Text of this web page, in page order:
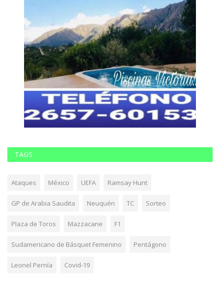
TAGS
Ataques México UEFA Ramsay Hunt
GP de Arabia Saudita Neuquén TC Sorteo
Plaza de Toros Mazzacane F1
Sudamericano de Básquet Femenino Pentágono
Leonel Pernía Covid-19